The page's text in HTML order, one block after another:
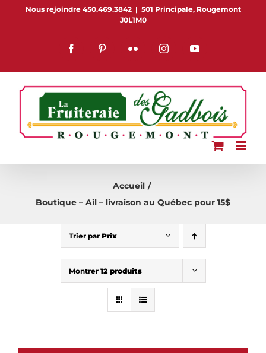
PasserNous rejoindre 450.469.3842 | 501 Principale, Rougemont
J0L1M0
FacebookPinterestFlickr InstagramYouTube
Accueil
Boutique – Ail – livraison au Québec pour 15$
Trier par Prix
Montrer 12 produits